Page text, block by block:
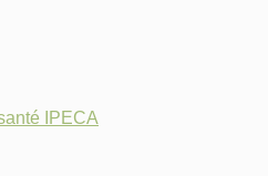
IPECA